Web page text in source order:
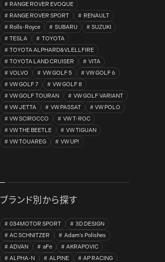
RANGE ROVER EVOQUE
RANGE ROVER SPORT
RENAULT
Rolls-Royce
SUBARU
SUZUKI
TESLA
TOYOTA
TOYOTA ALPHARD&VLELLFIRE
TOYOTA LAND CRUISER
VITA
VOLVO
VW GOLF 5
VW GOLF 6
VW GOLF 7
VW GOLF 8
VW GOLF TOURAN
VW GOLF VARIANT
VW JETTA
VW PASSAT
VW POLO
VW SCIROCCO
VW T-ROC
VW THE BEETLE
VW TIGUAN
VW TOUAREG
VW UP!
ブランド別から探す
034MOTOR SPORT
3D DESIGN
AC SCHNITZER
Adam's Polishes
ADVAN
aFe
AKRAPOVIC
ALPHA-N
ALPINE
AP RACING